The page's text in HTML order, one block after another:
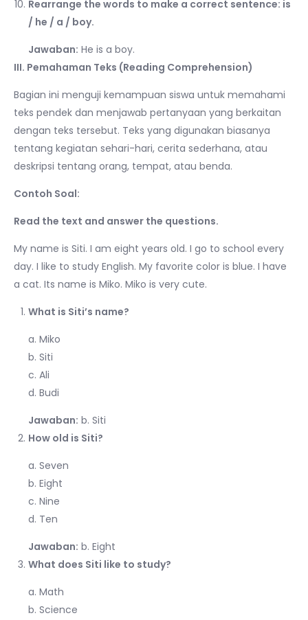
Rearrange the words to make a correct sentence: is
/ he / a / boy.
Jawaban: He is a boy.
III. Pemahaman Teks (Reading Comprehension)
Bagian ini menguji kemampuan siswa untuk memahami
teks pendek dan menjawab pertanyaan yang berkaitan
dengan teks tersebut. Teks yang digunakan biasanya
tentang kegiatan sehari-hari, cerita sederhana, atau
deskripsi tentang orang, tempat, atau benda.
Contoh Soal:
Read the text and answer the questions.
My name is Siti. I am eight years old. I go to school every
day. I like to study English. My favorite color is blue. I have
a cat. Its name is Miko. Miko is very cute.
What is Siti’s name?
a. Miko
b. Siti
c. Ali
d. Budi
Jawaban: b. Siti
How old is Siti?
a. Seven
b. Eight
c. Nine
d. Ten
Jawaban: b. Eight
What does Siti like to study?
a. Math
b. Science